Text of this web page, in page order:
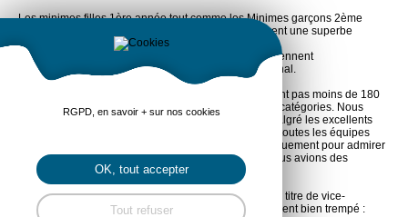
Les minimes filles 1ère année tout comme les Minimes garçons 2ème
année terminent 3ème meilleure équipe et décrochent une superbe
médaille de bronze.
Les minimes filles 2ème année se classent 6è et obtiennent
courageusement leur précieux sésame pour le National.
Nous avons assisté à une lutte acharnée où se ne sont pas moins de 180
compétiteurs qui étaient engagés dans chacune des catégories. Nous
savions tous que ce ne serait pas une partie facile malgré les excellents
résultats obtenus lors des départementaux. Bien sûr, toutes les équipes
bretonnes présentes n'avaient pas fait le voyage uniquement pour admirer
la formidable vue sur la campagne de Ploeuc que nous avions des
hauteurs du site.
En benjamins garçons 1ère année, l'équipe obtient le titre de vice-
champion de Bretagne avec des élèves au tempérament bien trempé :
RGPD, en savoir + sur nos cookies
OK, tout accepter
Tout refuser